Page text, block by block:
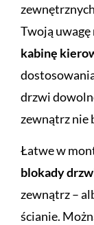
Twoją uwagę
kabinę
drzwi
zewnątrz nie
Łatwe w
blokady
zewnątrz–
ścianie.